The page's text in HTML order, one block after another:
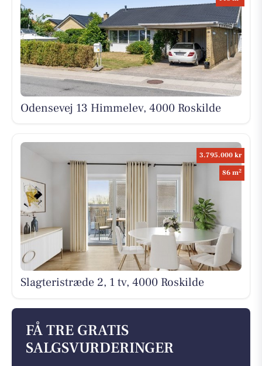
Odensevej 13 Himmelev, 4000 Roskilde
3.795.000 kr
86 m2
Slagteristræde 2, 1 tv, 4000 Roskilde
FÅ TRE GRATIS
SALGSVURDERINGER